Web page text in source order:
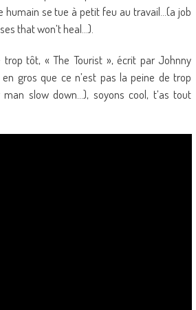
humain se tue à petit feu au travail…(a job
that won’t heal…).
tôt, « The Tourist », écrit par Johnny
gros que ce n’est pas la peine de trop
slow down…), soyons cool, t’as tout